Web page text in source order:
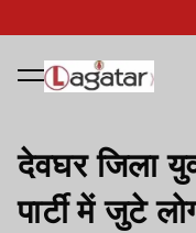
देवघर जिला
पार्टी में जुटे